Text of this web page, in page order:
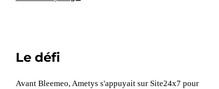
Le défi
Avant Bleemeo, Ametys s'appuyait sur Site24x7 pour